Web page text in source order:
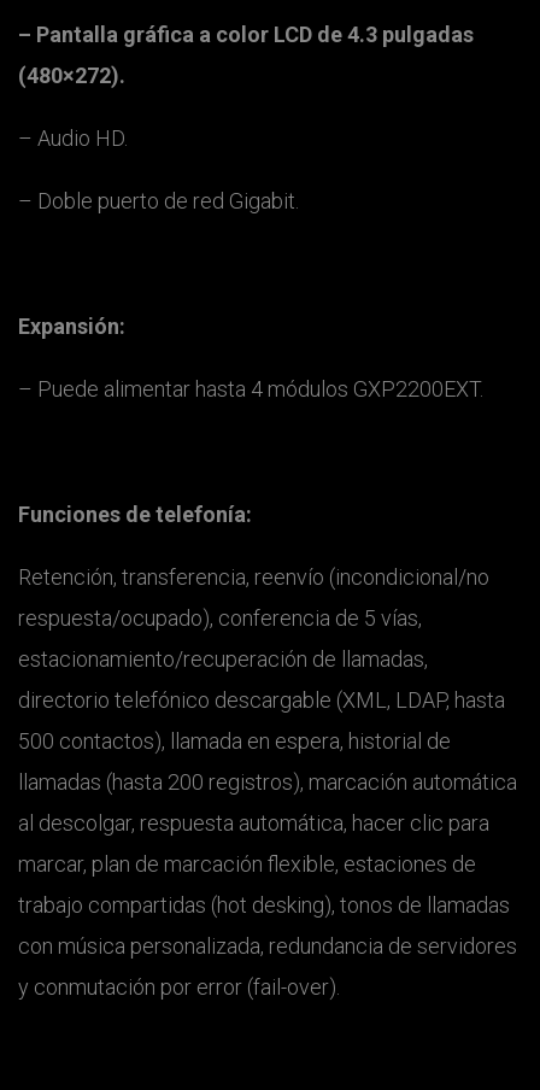
– Pantalla gráfica a color LCD de 4.3 pulgadas
(480×272).
– Audio HD.
– Doble puerto de red Gigabit.
Expansión:
– Puede alimentar hasta 4 módulos GXP2200EXT.
Funciones de telefonía:
Retención, transferencia, reenvío (incondicional/no
respuesta/ocupado), conferencia de 5 vías,
estacionamiento/recuperación de llamadas,
directorio telefónico descargable (XML, LDAP, hasta
500 contactos), llamada en espera, historial de
llamadas (hasta 200 registros), marcación automática
al descolgar, respuesta automática, hacer clic para
marcar, plan de marcación flexible, estaciones de
trabajo compartidas (hot desking), tonos de llamadas
con música personalizada, redundancia de servidores
y conmutación por error (fail-over).